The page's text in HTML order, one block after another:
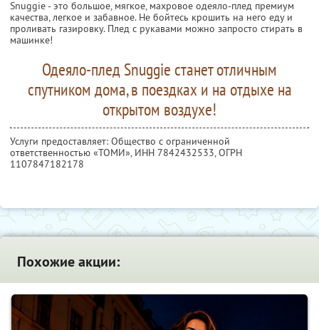
Snuggie - это большое, мягкое, махровое одеяло-плед премиум
качества, легкое и забавное. Не бойтесь крошить на него еду и
проливать газировку. Плед с рукавами можно запросто стирать в
машинке!
Одеяло-плед Snuggie станет отличным
спутником дома, в поездках и на отдыхе на
открытом воздухе!
Услуги предоставляет: Общество с ограниченной
ответственностью «ТОМИ», ИНН 7842432533, ОГРН
1107847182178
Похожие акции: